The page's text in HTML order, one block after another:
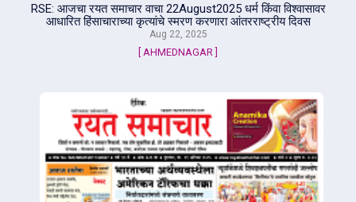
RSE: आजचा रयत समाचार वाचा 22August2025 धर्म किंवा विश्वासावर
आधारित हिंसाचाराच्या कृत्यांचे स्मरण करणारा आंतरराष्ट्रीय दिवस
Aug 22, 2025
[ AHMEDNAGAR ]